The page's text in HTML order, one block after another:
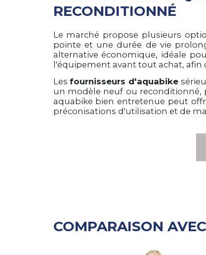
RECONDITIONNÉ
Le marché propose plusieurs
pointe et une durée de vie
alternative économique, idéale
l'équipement avant tout achat, afin
Lesfournisseurs d'aquabike
un modèle neuf ou reconditionné,
aquabike bien entretenue peut
préconisations d'utilisation et de
COMPARAISON